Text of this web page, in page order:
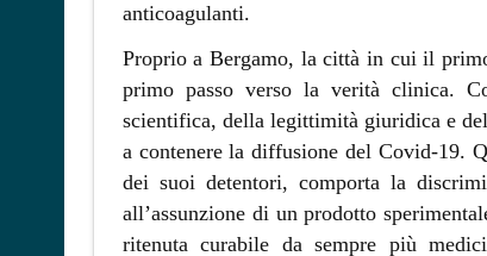
anticoagulanti.
Proprio a Bergamo, la città in cui il
primo passo verso la verità clinica.
scientifica, della legittimità giuridica e
a contenere la diffusione del Covid-19.
dei suoi detentori, comporta la
all’assunzione di un prodotto
ritenuta curabile da sempre più